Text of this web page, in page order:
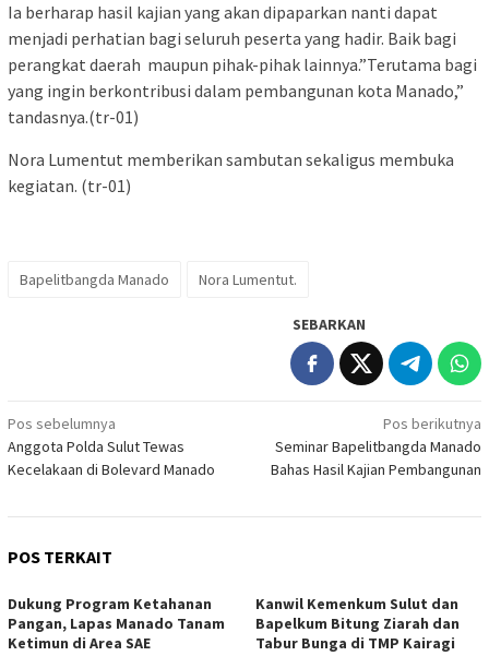
Ia berharap hasil kajian yang akan dipaparkan nanti dapat
menjadi perhatian bagi seluruh peserta yang hadir. Baik bagi
perangkat daerah maupun pihak-pihak lainnya.”Terutama bagi
yang ingin berkontribusi dalam pembangunan kota Manado,”
tandasnya.(tr-01)
Nora Lumentut memberikan sambutan sekaligus membuka
kegiatan. (tr-01)
Bapelitbangda Manado Nora Lumentut.
SEBARKAN
Navigasi
pos
Pos sebelumnya
Anggota Polda Sulut Tewas
Kecelakaan di Bolevard Manado
Pos berikutnya
Seminar Bapelitbangda Manado
Bahas Hasil Kajian Pembangunan
POS TERKAIT
Dukung Program Ketahanan
Pangan, Lapas Manado Tanam
Ketimun di Area SAE
‎Kanwil Kemenkum Sulut dan
Bapelkum Bitung Ziarah dan
Tabur Bunga di TMP Kairagi